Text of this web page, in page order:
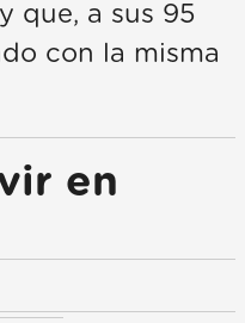
que, a sus 95
con la misma
en